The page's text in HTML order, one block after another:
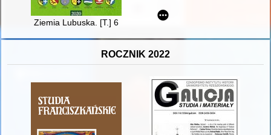
Ziemia Lubuska. [T.] 6
ROCZNIK 2022